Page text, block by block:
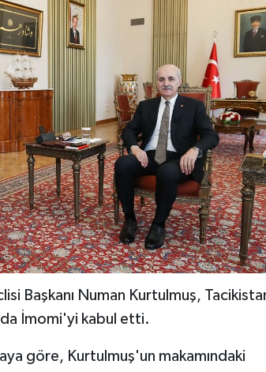
Başkanı Numan Kurtulmuş,
İmomi'yi kabul etti.
göre, Kurtulmuş'un makamındaki